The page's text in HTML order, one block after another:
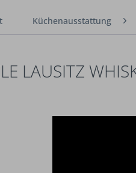
Küchenausstattung
LAUSITZ